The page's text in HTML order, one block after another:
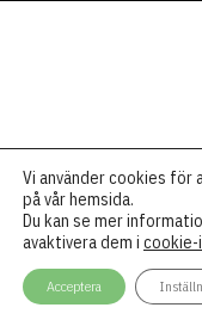
Vi använder cookies för
på vår hemsida.
Du kan se mer
avaktivera dem i cookie-
Acceptera